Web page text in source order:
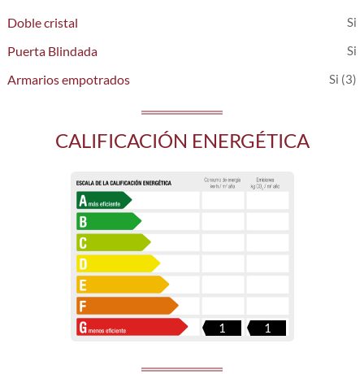
Doble cristal
Puerta Blindada
Armarios empotrados
(3)
CALIFICACIÓN ENERGÉTICA
1 1